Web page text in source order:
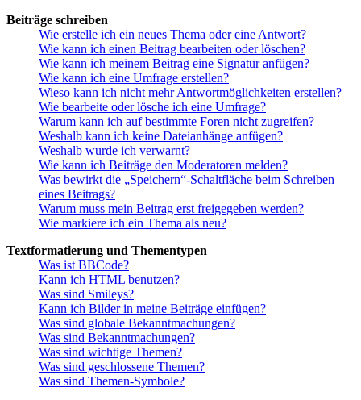
Beiträge schreiben
Wie erstelle ich ein neues Thema oder eine Antwort?
Wie kann ich einen Beitrag bearbeiten oder löschen?
Wie kann ich meinem Beitrag eine Signatur anfügen?
Wie kann ich eine Umfrage erstellen?
Wieso kann ich nicht mehr Antwortmöglichkeiten erstellen?
Wie bearbeite oder lösche ich eine Umfrage?
Warum kann ich auf bestimmte Foren nicht zugreifen?
Weshalb kann ich keine Dateianhänge anfügen?
Weshalb wurde ich verwarnt?
Wie kann ich Beiträge den Moderatoren melden?
Was bewirkt die „Speichern“-Schaltfläche beim Schreiben
eines Beitrags?
Warum muss mein Beitrag erst freigegeben werden?
Wie markiere ich ein Thema als neu?
Textformatierung und Thementypen
Was ist BBCode?
Kann ich HTML benutzen?
Was sind Smileys?
Kann ich Bilder in meine Beiträge einfügen?
Was sind globale Bekanntmachungen?
Was sind Bekanntmachungen?
Was sind wichtige Themen?
Was sind geschlossene Themen?
Was sind Themen-Symbole?